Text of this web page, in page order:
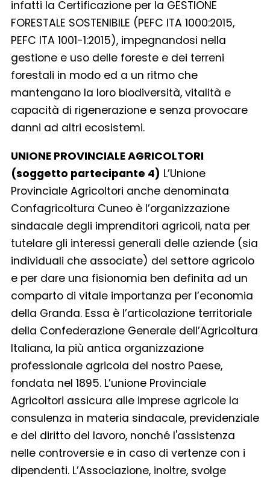
infatti la Certificazione per la GESTIONE
FORESTALE SOSTENIBILE (PEFC ITA 1000:2015,
PEFC ITA 1001-1:2015), impegnandosi nella
gestione e uso delle foreste e dei terreni
forestali in modo ed a un ritmo che
mantengano la loro biodiversità, vitalità e
capacità di rigenerazione e senza provocare
danni ad altri ecosistemi.
UNIONE PROVINCIALE AGRICOLTORI
(soggetto partecipante 4) L’Unione
Provinciale Agricoltori anche denominata
Confagricoltura Cuneo è l’organizzazione
sindacale degli imprenditori agricoli, nata per
tutelare gli interessi generali delle aziende (sia
individuali che associate) del settore agricolo
e per dare una fisionomia ben definita ad un
comparto di vitale importanza per l’economia
della Granda. Essa è l’articolazione territoriale
della Confederazione Generale dell’Agricoltura
Italiana, la più antica organizzazione
professionale agricola del nostro Paese,
fondata nel 1895. L’unione Provinciale
Agricoltori assicura alle imprese agricole la
consulenza in materia sindacale, previdenziale
e del diritto del lavoro, nonché l'assistenza
nelle controversie e in caso di vertenze con i
dipendenti. L’Associazione, inoltre, svolge